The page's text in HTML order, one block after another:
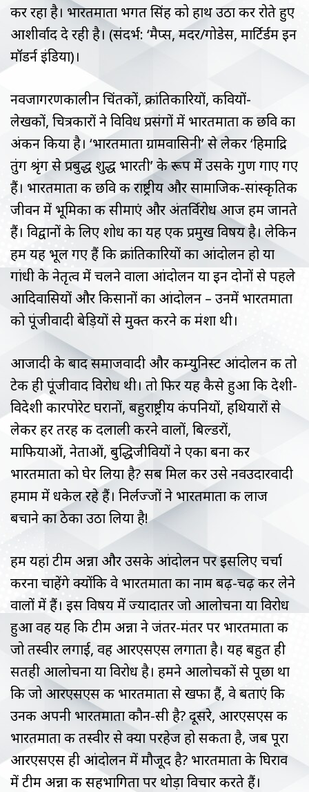
कर रहा है। भारतमाता भगत सिंह को हाथ उठा कर रोते हुए
आशीर्वाद दे रही है। (संदर्भ: ‘मैप्स, मदर/गोडेस, मार्टिर्डम इन
मॉडर्न इंडिया)।
नवजागरणकालीन चिंतकों, क्रांतिकारियों, कवियों-
लेखकों, चित्रकारों ने विविध प्रसंगों में भारतमाता की छवि का
अंकन किया है। ‘भारतमाता ग्रामवासिनी’ से लेकर ‘हिमाद्रि
तुंग श्रृंग से प्रबुद्ध शुद्ध भारती’ के रूप में उसके गुण गाए गए
हैं। भारतमाता की छवि की राष्ट्रीय और सामाजिक-सांस्कृतिक
जीवन में भूमिका की सीमाएं और अंतर्विरोध आज हम जानते
हैं। विद्वानों के लिए शोध का यह एक प्रमुख विषय है। लेकिन
हम यह भूल गए हैं कि क्रांतिकारियों का आंदोलन हो या
गांधी के नेतृत्व में चलने वाला आंदोलन या इन दोनों से पहले
आदिवासियों और किसानों का आंदोलन – उनमें भारतमाता
को पूंजीवादी बेड़ियों से मुक्त करने की मंशा थी।
आजादी के बाद समाजवादी और कम्युनिस्ट आंदोलन की तो
टेक ही पूंजीवाद विरोध थी। तो फिर यह कैसे हुआ कि देशी-
विदेशी कारपोरेट घरानों, बहुराष्ट्रीय कंपनियों, हथियारों से
लेकर हर तरह की दलाली करने वालों, बिल्डरों,
माफियाओं, नेताओं, बुद्धिजीवियों ने एका बना कर
भारतमाता को घेर लिया है? सब मिल कर उसे नवउदारवादी
हमाम में धकेल रहे हैं। निर्लज्जों ने भारतमाता की लाज
बचाने का ठेका उठा लिया है!
हम यहां टीम अन्ना और उसके आंदोलन पर इसलिए चर्चा
करना चाहेंगे क्योंकि वे भारतमाता का नाम बढ़-चढ़ कर लेने
वालों में हैं। इस विषय में ज्यादातर जो आलोचना या विरोध
हुआ वह यह कि टीम अन्ना ने जंतर-मंतर पर भारतमाता की
जो तस्वीर लगाई, वह आरएसएस लगाता है। यह बहुत ही
सतही आलोचना या विरोध है। हमने आलोचकों से पूछा था
कि जो आरएसएस की भारतमाता से खफा हैं, वे बताएं कि
उनकी अपनी भारतमाता कौन-सी है? दूसरे, आरएसएस की
भारतमाता की तस्वीर से क्या परहेज हो सकता है, जब पूरा
आरएसएस ही आंदोलन में मौजूद है? भारतमाता के घिराव
में टीम अन्ना की सहभागिता पर थोड़ा विचार करते हैं।